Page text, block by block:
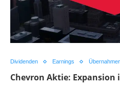
Dividenden Earnings
Chevron Aktie: